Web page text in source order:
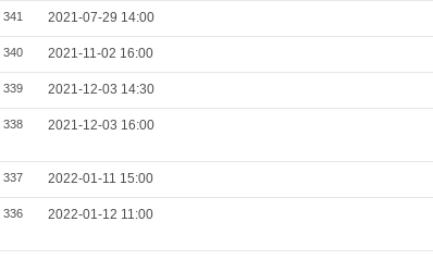
341 2021-07-29 14:00
340 2021-11-02 16:00
339 2021-12-03 14:30
338 2021-12-03 16:00
337 2022-01-11 15:00
336 2022-01-12 11:00